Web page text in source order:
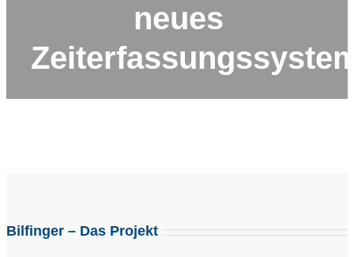
neues
Bilfinger – Das Projekt